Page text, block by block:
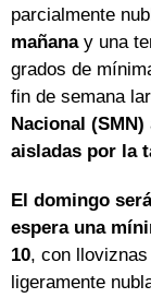
parcialmente
mañanay una
grados de
fin de semana
Nacional (SMN)
aisladas por la
El domingo
espera una
10, con
ligeramente